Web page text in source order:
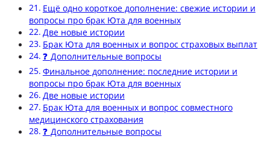
Ещё одно короткое дополнение: свежие истории и
вопросы про брак Юта для военных
Две новые истории
Брак Юта для военных и вопрос страховых выплат
❓ Дополнительные вопросы
Финальное дополнение: последние истории и
вопросы про брак Юта для военных
Две новые истории
Брак Юта для военных и вопрос совместного
медицинского страхования
❓ Дополнительные вопросы